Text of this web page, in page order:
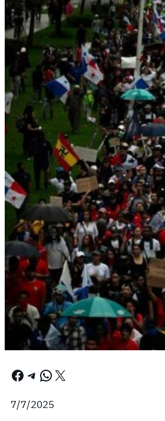
Facebook Telegram WhatsApp X
7/7/2025